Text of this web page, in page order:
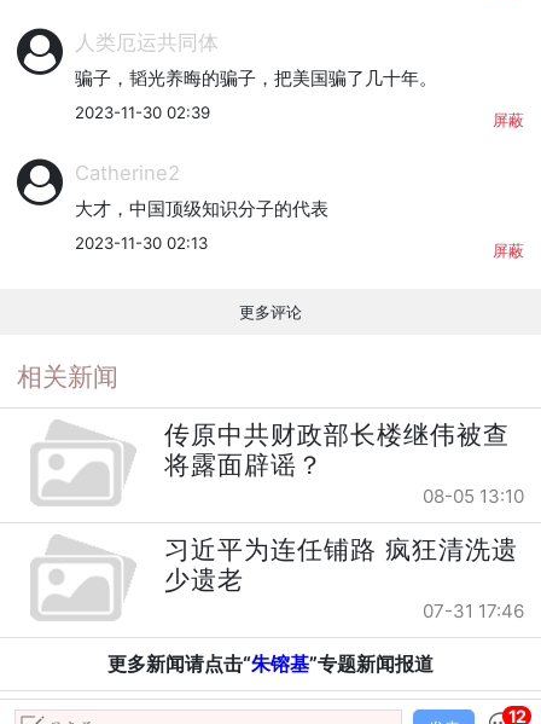
人类厄运共同体
骗子，韬光养晦的骗子，把美国骗了几十年。
2023-11-30 02:39 屏蔽
Catherine2
大才，中国顶级知识分子的代表
2023-11-30 02:13 屏蔽
更多评论
相关新闻
传原中共财政部长楼继伟被查
将露面辟谣？
08-05 13:10
习近平为连任铺路 疯狂清洗遗
少遗老
07-31 17:46
更多新闻请点击“朱镕基”专题新闻报道
12